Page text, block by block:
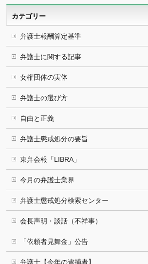
カテゴリー
弁護士報酬算定基準
弁護士に関する記事
女権団体の実体
弁護士の選び方
自由と正義
弁護士懲戒処分の要旨
東弁会報「LIBRA」
今月の弁護士業界
弁護士懲戒処分検索センター
会長声明・談話（不祥事）
「依頼者見舞金」公告
弁護士【今年の逮捕者】